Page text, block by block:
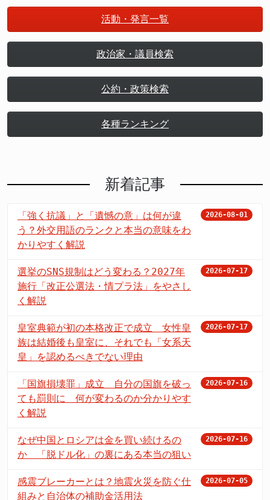
活動・発言一覧
政治家・議員検索
公約・政策検索
各種ランキング
新着記事
「強く抗議」と「遺憾の意」は何が違
う？外交用語のランクと本当の意味をわ
かりやすく解説
2026-08-01
選挙のSNS規制はどう変わる？2027年
施行「改正公選法・情プラ法」をやさし
く解説
2026-07-17
皇室典範が初の本格改正で成立 女性皇
族は結婚後も皇室に、それでも「女系天
皇」を認めるべきでない理由
2026-07-17
「国旗損壊罪」成立 自分の国旗を破っ
ても罰則に 何が変わるのか分かりやす
く解説
2026-07-16
なぜ中国とロシアは金を買い続けるの
か 「脱ドル化」の裏にある本当の狙い
2026-07-16
感震ブレーカーとは？地震火災を防ぐ仕
組みと自治体の補助金活用法
2026-07-05